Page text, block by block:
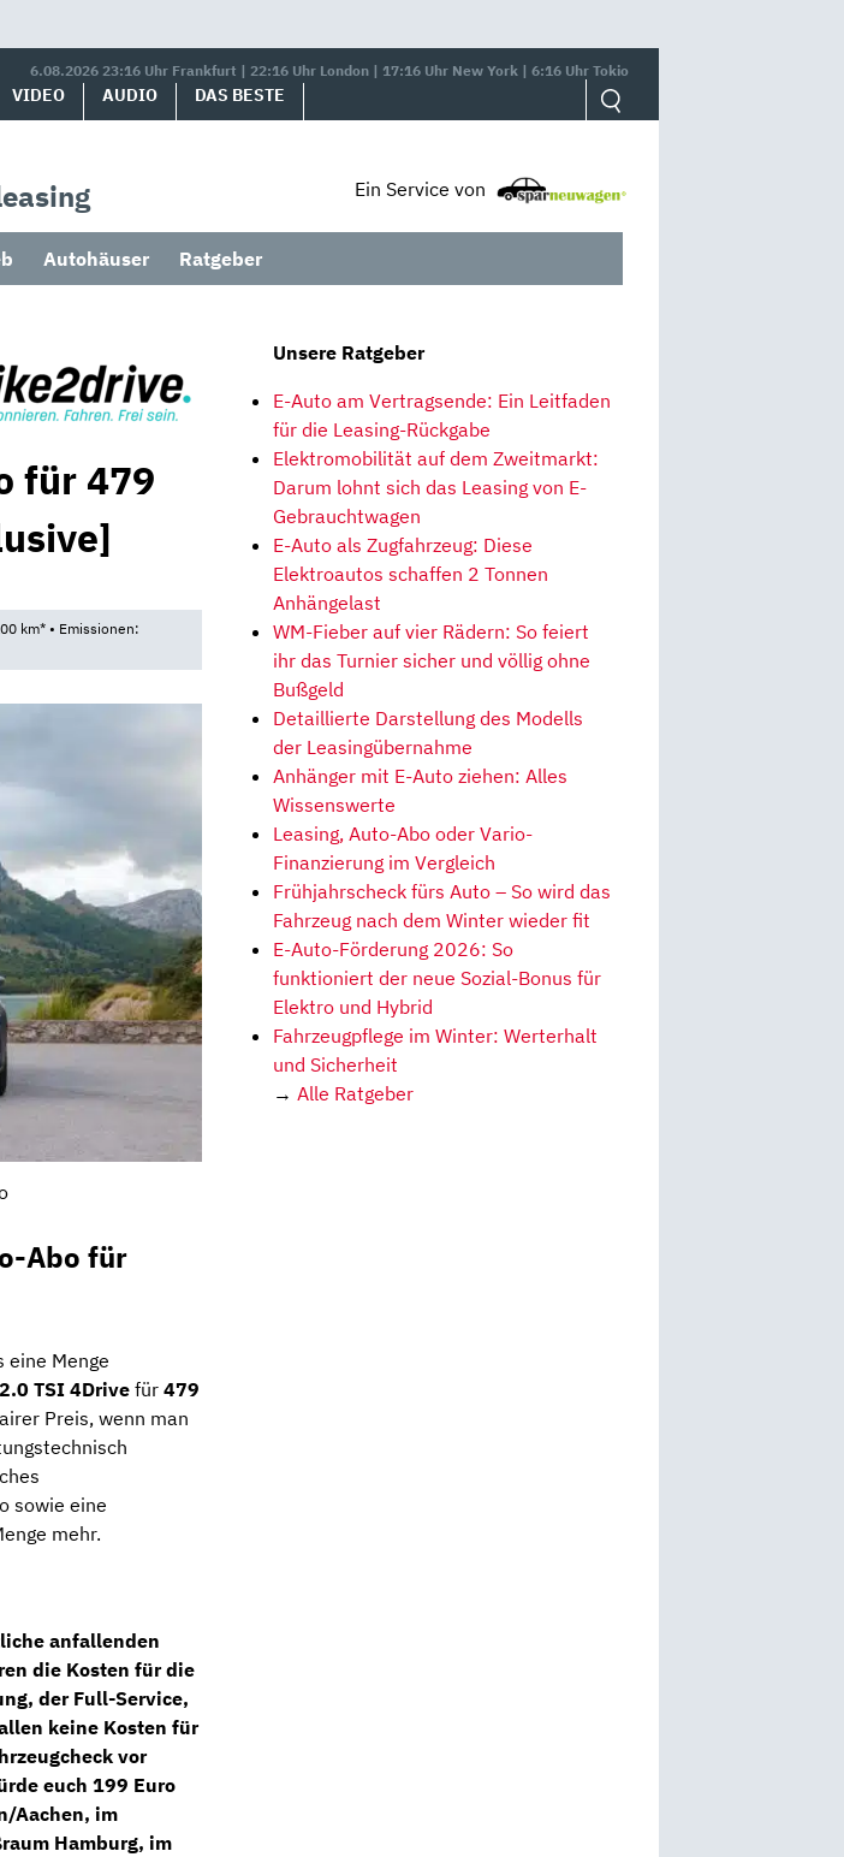
6.08.2026 23:16 Uhr Frankfurt | 22:16 Uhr London | 17:16 Uhr New York | 6:16 Uhr Tokio
VIDEO AUDIO DAS BESTE
Ein Service von
Autohäuser Ratgeber
für 479
km* • Emissionen:
Abo für
eine Menge
TSI 4Drive für 479
Preis, wenn man
sowie eine
mehr.
anfallenden
die Kosten für die
der Full-Service,
keine Kosten für
vor
euch 199 Euro
Aachen, im
Hamburg, im
Unsere Ratgeber
E-Auto am Vertragsende: Ein Leitfaden
für die Leasing-Rückgabe
Elektromobilität auf dem Zweitmarkt:
Darum lohnt sich das Leasing von E-
Gebrauchtwagen
E-Auto als Zugfahrzeug: Diese
Elektroautos schaffen 2 Tonnen
Anhängelast
WM-Fieber auf vier Rädern: So feiert
ihr das Turnier sicher und völlig ohne
Bußgeld
Detaillierte Darstellung des Modells
der Leasingübernahme
Anhänger mit E-Auto ziehen: Alles
Wissenswerte
Leasing, Auto-Abo oder Vario-
Finanzierung im Vergleich
Frühjahrscheck fürs Auto – So wird das
Fahrzeug nach dem Winter wieder fit
E-Auto-Förderung 2026: So
funktioniert der neue Sozial-Bonus für
Elektro und Hybrid
Fahrzeugpflege im Winter: Werterhalt
und Sicherheit
→ Alle Ratgeber